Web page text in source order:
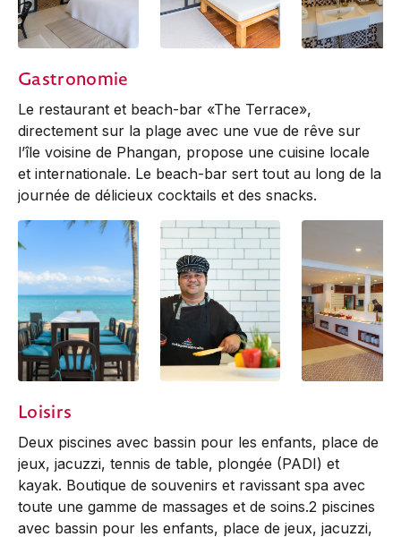
Gastronomie
Le restaurant et beach-bar «The Terrace»,
directement sur la plage avec une vue de rêve sur
l’île voisine de Phangan, propose une cuisine locale
et internationale. Le beach-bar sert tout au long de la
journée de délicieux cocktails et des snacks.
Loisirs
Deux piscines avec bassin pour les enfants, place de
jeux, jacuzzi, tennis de table, plongée (PADI) et
kayak. Boutique de souvenirs et ravissant spa avec
toute une gamme de massages et de soins.2 piscines
avec bassin pour les enfants, place de jeux, jacuzzi,